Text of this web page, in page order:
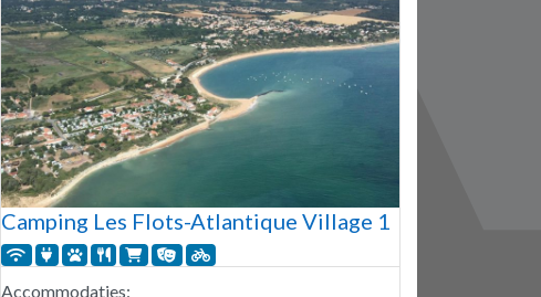
Camping Les Flots-Atlantique Village 1
Accommodaties: